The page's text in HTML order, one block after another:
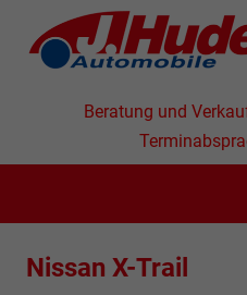
Beratung und
Nissan X-Trail